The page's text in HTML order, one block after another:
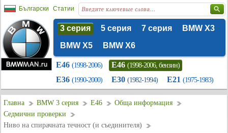
Български Статии
3 серия 5 серия 7 серия
BMW X3
BMW X5
BMW X6
E46 (1998-2006) E46 (1998-2006, бензин)
E36 (1990-2000) E30 (1982-1994) E21 (1975-1983)
Главна BMW 3 серия E46
Обща информация
Седмични проверки
Ниво на спирачната течност (и съединителя)